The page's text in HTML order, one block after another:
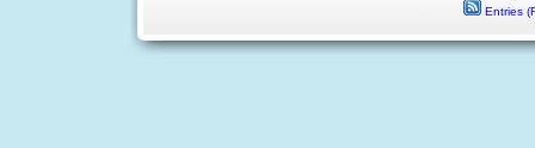
Entries